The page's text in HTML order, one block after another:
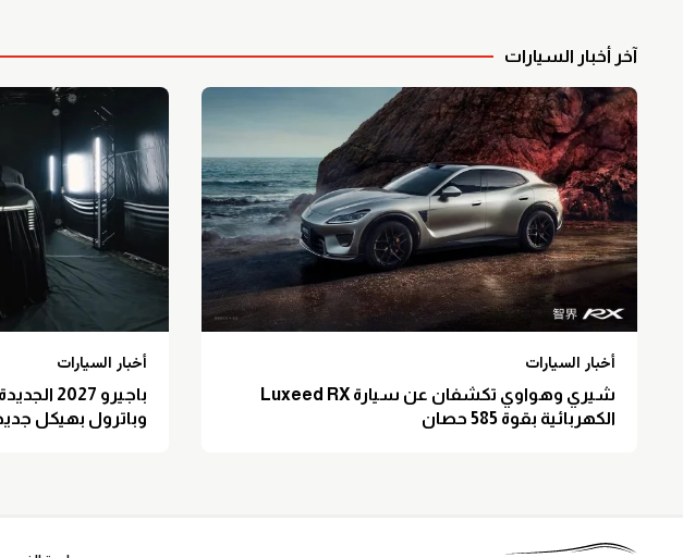
آخر أخبار السيارات
أخبار السيارات
شيري وهواوي تكشفان عن سيارة Luxeed RX
الكهربائية بقوة 585 حصان
أخبار السيارات
باجيرو
وباترول بهيكل